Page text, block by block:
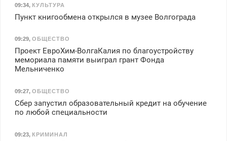
09:34, КУЛЬТУРА
Пункт книгообмена открылся в музее Волгограда
09:29, ОБЩЕСТВО
Проект ЕвроХим-ВолгаКалия по благоустройству
мемориала памяти выиграл грант Фонда
Мельниченко
09:27, ОБЩЕСТВО
Сбер запустил образовательный кредит на обучение
по любой специальности
09:23, КРИМИНАЛ